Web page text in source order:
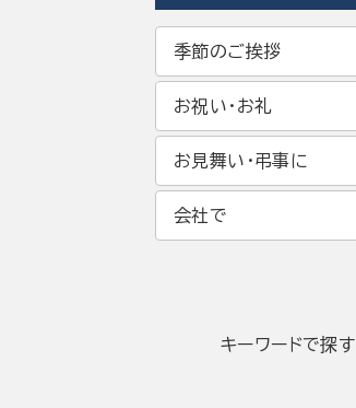
季節のご挨拶
お祝い・お礼
お見舞い・弔事に
会社で
キーワードで探す